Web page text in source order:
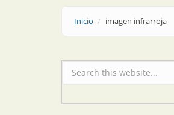
Inicio imagen infrarroja
Formulario de búsqueda